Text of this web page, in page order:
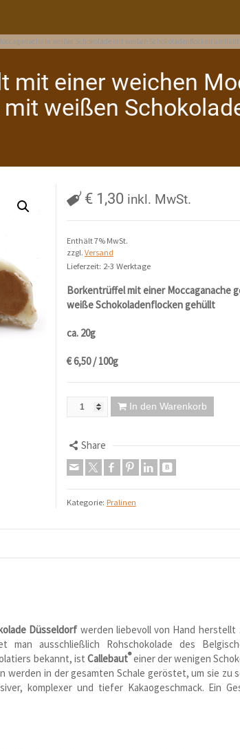
in weißer Schokolade mit weißen Schokoladenflocken umhüllt
mit einer weichen
weißen
€ 1,30 inkl. MwSt.
Enthält 7% MwSt.
zzgl. Versand
Lieferzeit: 2-3 Werktage
Borkentrüffel mit einer Moccaganache
weiße Schokoladenflocken gehüllt
ca. 20g
€ 6,50 / 100g
In den Warenkorb
Share
Kategorie: Pralinen
Düsseldorf werden liebevoll von Hand
man ausschließlich Rohschokolade des
bekannt, ist Callebaut®einer der wenigen
in der gesamten Schale geröstet, um sie zu
komplexer und tiefer Kakaogeschmack. Ein